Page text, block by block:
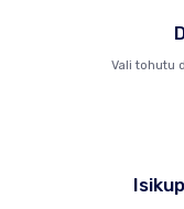
Vali tohutu